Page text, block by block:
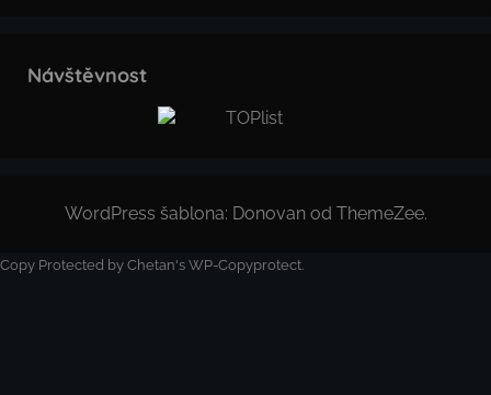
Návštěvnost
WordPress šablona: Donovan od ThemeZee.
Copy Protected by Chetan's WP-Copyprotect